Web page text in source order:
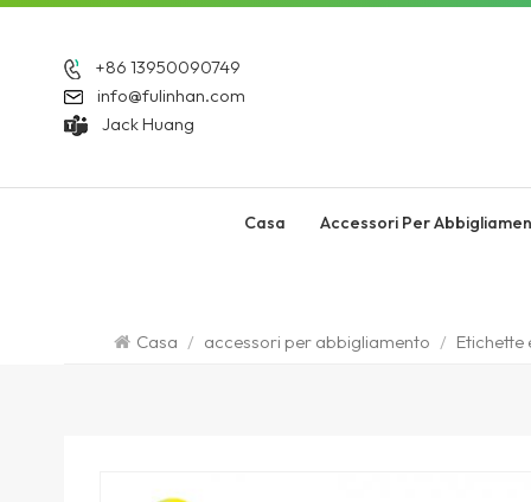
+86 13950090749
info@fulinhan.com
Jack Huang
Casa Accessori Per
Casa / accessori per abbigliamento / Etichette